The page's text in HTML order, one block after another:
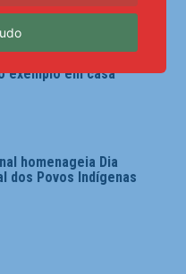
exemplo em casa
homenageia Dia
dos Povos Indígenas